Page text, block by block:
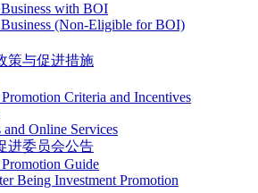
with BOI
(Non-Eligible for BOI)
策与促进措施
Criteria and Incentives
Online Services
进委员会公告
Guide
Being Investment Promotion